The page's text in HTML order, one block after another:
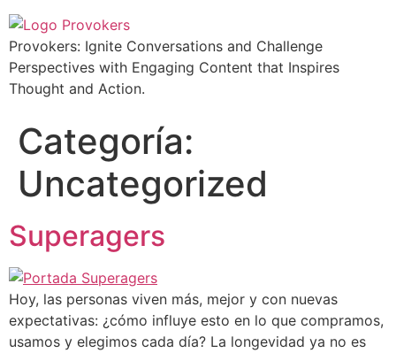
Provokers: Ignite Conversations and Challenge
Perspectives with Engaging Content that Inspires
Thought and Action.
Categoría:
Uncategorized
Superagers
Hoy, las personas viven más, mejor y con nuevas
expectativas: ¿cómo influye esto en lo que compramos,
usamos y elegimos cada día? La longevidad ya no es